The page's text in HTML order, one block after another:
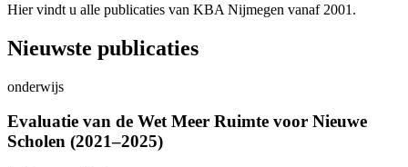
Hier vindt u alle publicaties van KBA Nijmegen vanaf 2001.
Nieuwste publicaties
onderwijs
Evaluatie van de Wet Meer Ruimte voor Nieuwe
Scholen (2021–2025)